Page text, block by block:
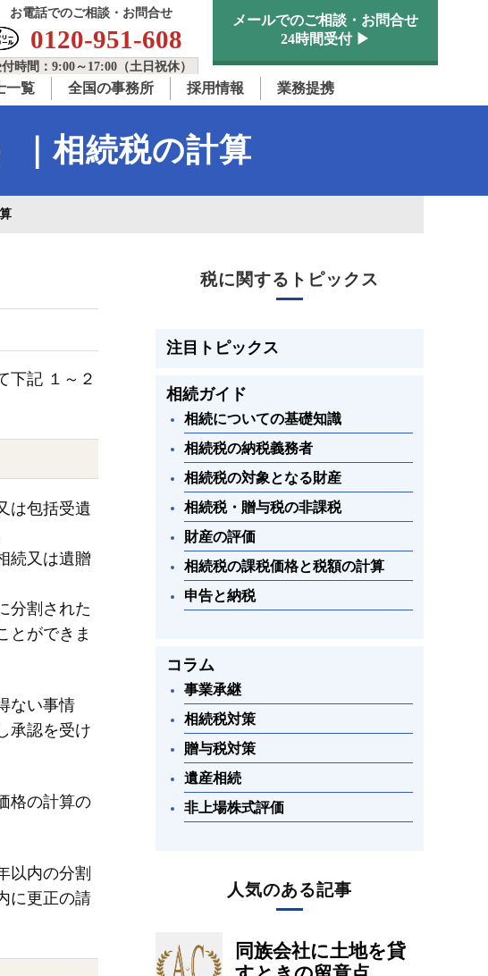
お電話でのご相談・お問合せ
0120-951-608
時間：9:00～17:00（土日祝休）
メールでのご相談・お問合せ
24時間受付 ▶
一覧 全国の事務所 採用情報 業務提携
｜相続税の計算
下記 １～２
は包括受遺
続又は遺贈
分割された
とができま
ない事情
承認を受け
格の計算の
以内の分割
に更正の請
税に関するトピックス
注目トピックス
相続ガイド
相続についての基礎知識
相続税の納税義務者
相続税の対象となる財産
相続税・贈与税の非課税
財産の評価
相続税の課税価格と税額の計算
申告と納税
コラム
事業承継
相続税対策
贈与税対策
遺産相続
非上場株式評価
人気のある記事